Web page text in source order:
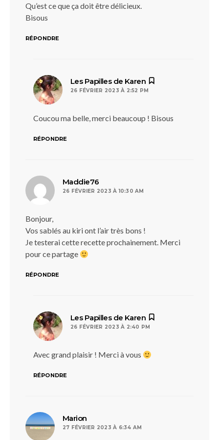
Qu’est ce que ça doit être délicieux.
Bisous
RÉPONDRE
Les Papilles de Karen
26 FÉVRIER 2023 À 2:52 PM
Coucou ma belle, merci beaucoup ! Bisous
RÉPONDRE
Maddie76
26 FÉVRIER 2023 À 10:30 AM
Bonjour,
Vos sablés au kiri ont l’air très bons !
Je testerai cette recette prochainement. Merci
pour ce partage
RÉPONDRE
Les Papilles de Karen
26 FÉVRIER 2023 À 2:40 PM
Avec grand plaisir ! Merci à vous
RÉPONDRE
Marion
27 FÉVRIER 2023 À 6:34 AM